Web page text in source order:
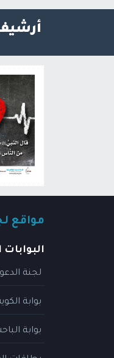
مواقع
البوابات
لجنة
بوابة
بوابة